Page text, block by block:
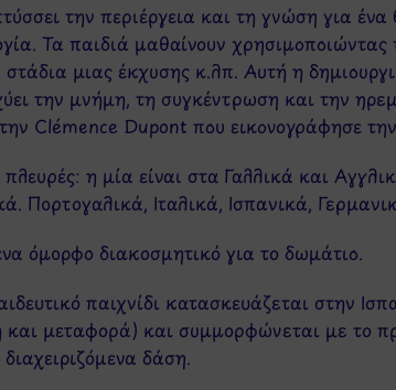
την περιέργεια και τη γνώση για
Τα παιδιά μαθαίνουν
μιας έκχυσης κ.λπ. Αυτή η
την μνήμη, τη συγκέντρωση και την
Clémence Dupont που εικονογράφησε
η μία είναι στα Γαλλικά και
Πορτογαλικά, Ιταλικά, Ισπανικά,
όμορφο διακοσμητικό για το δωμάτιο.
παιχνίδι κατασκευάζεται στην
μεταφορά) και συμμορφώνεται με το
δάση.